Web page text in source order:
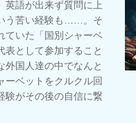
英語が出来ず質問に上
う苦い経験も……。そ
ていた「国別シャーベ
表として参加すること
外国人達の中でなんと
ベットをクルクル回
験がその後の自信に繋